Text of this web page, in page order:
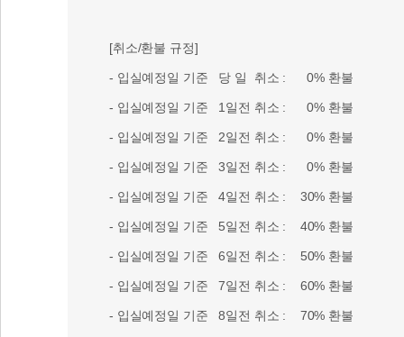
[취소/환불 규정]
- 입실예정일 기준 당 일 취소 : 0% 환불
- 입실예정일 기준 1일전 취소 : 0% 환불
- 입실예정일 기준 2일전 취소 : 0% 환불
- 입실예정일 기준 3일전 취소 : 0% 환불
- 입실예정일 기준 4일전 취소 : 30% 환불
- 입실예정일 기준 5일전 취소 : 40% 환불
- 입실예정일 기준 6일전 취소 : 50% 환불
- 입실예정일 기준 7일전 취소 : 60% 환불
- 입실예정일 기준 8일전 취소 : 70% 환불